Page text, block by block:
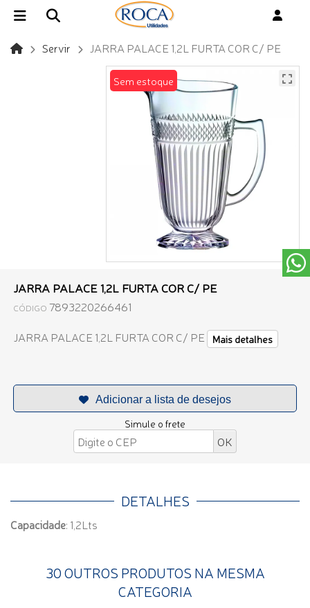
Servir JARRA PALACE 1,2L FURTA COR C/ PE
Sem estoque
JARRA PALACE 1,2L FURTA COR C/ PE
CÓDIGO 7893220266461
JARRA PALACE 1,2L FURTA COR C/ PE
Mais detalhes
Simule o frete
DETALHES
Capacidade: 1,2Lts
30 OUTROS PRODUTOS NA MESMA
CATEGORIA